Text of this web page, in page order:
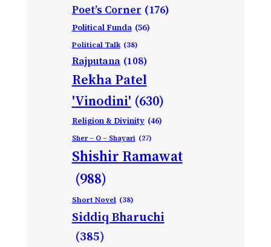
Poet’s Corner (176)
Political Funda (56)
Political Talk (38)
Rajputana (108)
Rekha Patel
'Vinodini' (630)
Religion & Divinity (46)
Sher – O – Shayari (27)
Shishir Ramawat
(988)
Short Novel (38)
Siddiq Bharuchi
(385)